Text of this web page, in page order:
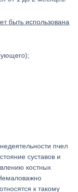
быть использована
пчел
суставов и
костных
к такому